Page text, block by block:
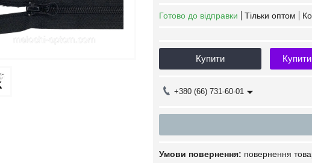
Готово до відправки Тільки оптом
Купити
+380 (66) 731-60-01
повернення